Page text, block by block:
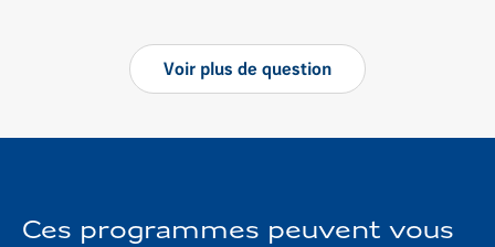
Voir plus de question
Ces programmes peuvent vous